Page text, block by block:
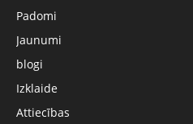
Padomi
Jaunumi
blogi
Izklaide
Attiecības